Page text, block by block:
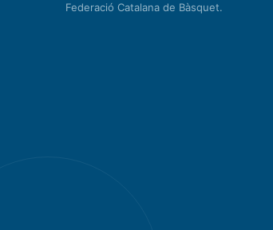
Federació Catalana de Bàsquet.